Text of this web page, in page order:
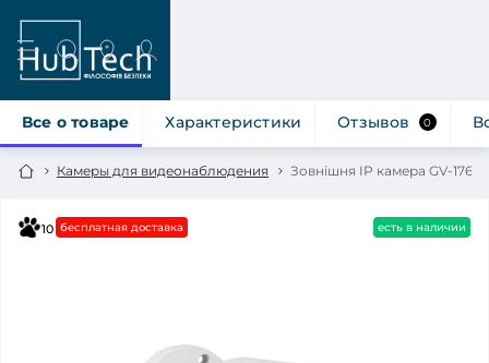
Камеры для видеонаблюдения Зовнішня IP камера GV-176-
Все о товаре Характеристики Отзывов 0
10 бесплатная доставка есть в наличии